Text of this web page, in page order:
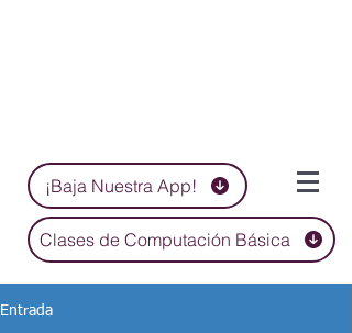
¡Baja Nuestra App!
Clases de Computación Básica
Entrada